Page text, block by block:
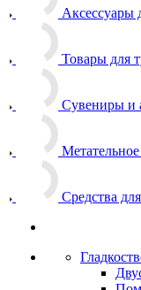
Аксессуары
Товары для
Сувениры и
Средства